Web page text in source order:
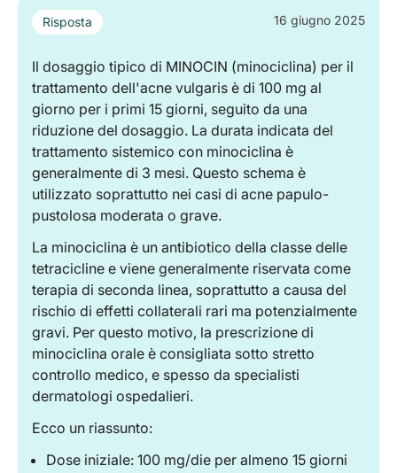
Risposta 16 giugno 2025
Il dosaggio tipico di MINOCIN (minociclina) per il
trattamento dell'acne vulgaris è di 100 mg al
giorno per i primi 15 giorni, seguito da una
riduzione del dosaggio. La durata indicata del
trattamento sistemico con minociclina è
generalmente di 3 mesi. Questo schema è
utilizzato soprattutto nei casi di acne papulo-
pustolosa moderata o grave.
La minociclina è un antibiotico della classe delle
tetracicline e viene generalmente riservata come
terapia di seconda linea, soprattutto a causa del
rischio di effetti collaterali rari ma potenzialmente
gravi. Per questo motivo, la prescrizione di
minociclina orale è consigliata sotto stretto
controllo medico, e spesso da specialisti
dermatologi ospedalieri.
Ecco un riassunto:
Dose iniziale: 100 mg/die per almeno 15 giorni